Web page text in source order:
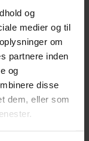
og
medier og til
om
partnere inden
og
disse
dem, eller som
projekter
overdrage
pladser er